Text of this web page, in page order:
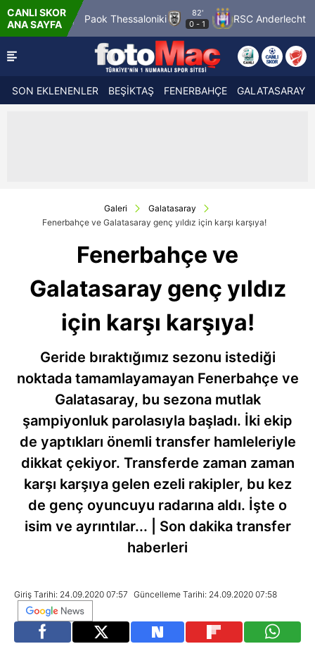
CANLI SKOR
ANA SAYFA
Pafos FC Paok Thessaloniki
82'
0-1 RSC Anderlecht
SON EKLENENLER BEŞİKTAŞ FENERBAHÇE GALATASARAY
Galeri
Galatasaray
Fenerbahçe ve Galatasaray genç yıldız için karşı karşıya!
Fenerbahçe ve
Galatasaray genç yıldız
için karşı karşıya!
Geride bıraktığımız sezonu istediği
noktada tamamlayamayan Fenerbahçe ve
Galatasaray, bu sezona mutlak
şampiyonluk parolasıyla başladı. İki ekip
de yaptıkları önemli transfer hamleleriyle
dikkat çekiyor. Transferde zaman zaman
karşı karşıya gelen ezeli rakipler, bu kez
de genç oyuncuyu radarına aldı. İşte o
isim ve ayrıntılar... | Son dakika transfer
haberleri
Giriş Tarihi: 24.09.2020 07:57 Güncelleme Tarihi: 24.09.2020 07:58